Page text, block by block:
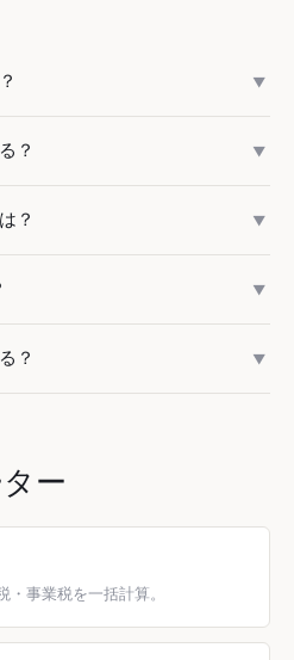
▼
30%、飲食店は60〜70%、小
経費率が業種平均より極端に高
りやすいため注意が必要です。
？ ▼
事時間 ÷ 24時間）が使われま
明できる根拠」があることで
合理的に説明できれば問題あり
？ ▼
要です。白色申告は簡易帳簿で
ません。節税効果が大きいた
告をおすすめします。事前に税
▼
青色申告者限定、年間合計300
合は耐用年数（PCは4年）で減
？ ▼
ない場合は「出金伝票」に日
載して保管する方法もありま
ます。
ー
事業税を一括計算。